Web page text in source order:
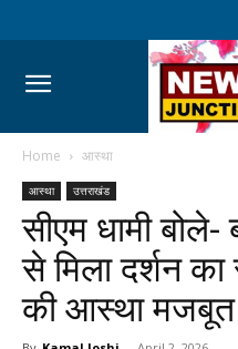
Home आस्था
आस्था उत्तराखंड
सीएम धामी
से मिला दर्शन का
की आस्था मजबूत